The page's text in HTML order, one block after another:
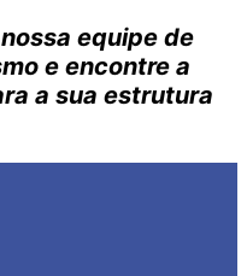
equipe de
e encontre a
a sua estrutura